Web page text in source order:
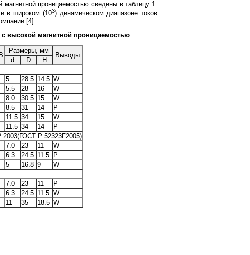
проницаемостью сведены в таблицу 1.
в широком (103) динамическом диапазоне токов
[4].
высокой магнитной проницаемостью
Размеры, мм
Выводы
d D
H
5 28.5 14.5 W
5.5 28 16
W
8.0 30.5 15
W
8.5 31 14
P
11.5 34 15
W
11.5 34 14
P
Р 52323F2005)
7.0 23 11
W
6.3 24.5 11.5
P
5 16.8 9
W
7.0 23 11
P
6.3 24.5 11.5 W
11 35 18.5 W